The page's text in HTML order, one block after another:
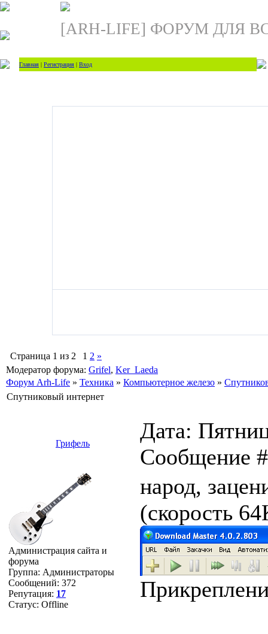
[ARH-LIFE] ФОРУМ ДЛЯ
Главная | Регистрация | Вход
Страница 1 из 2 1 2 »
Модератор форума: Grifel, Ker_Laeda
Форум Arh-Life » Техника » Компьютерное железо »
Спутниковый интернет
Грифель
Дата:
Сообщение
Администрация сайта и
форума
Группа: Администраторы
Сообщений: 372
Репутация: 17
Статус: Offline
народ,
(скорость